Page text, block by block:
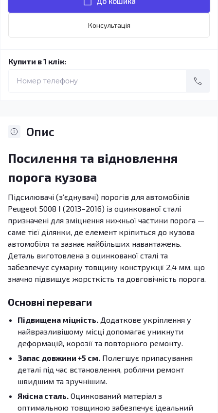
Консультація
Купити в 1 клік:
Опис
Посилення та відновлення
порога кузова
Підсилювачі (з’єднувачі) порогів для автомобілів
Peugeot 5008 І (2013–2016) із оцинкованої сталі
призначені для зміцнення нижньої частини порога —
саме тієї ділянки, де елемент кріпиться до кузова
автомобіля та зазнає найбільших навантажень.
Деталь виготовлена з оцинкованої сталі та
забезпечує сумарну товщину конструкції 2,4 мм, що
значно підвищує жорсткість та довговічність порога.
Основні переваги
Підвищена міцність. Додаткове укріплення у
найвразливішому місці допомагає уникнути
деформацій, корозії та повторного ремонту.
Запас довжини +5 см. Полегшує припасування
деталі під час встановлення, роблячи ремонт
швидшим та зручнішим.
Якісна сталь. Оцинкований матеріал з
оптимальною товщиною забезпечує ідеальний